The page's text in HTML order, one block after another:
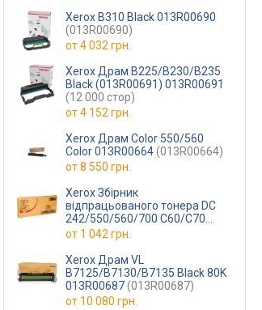
Canon PG-84 8592B001
от 994 грн.
черный, струйный,
пигментные чернила
сравнить
черный, лазерный,
3000 страниц
Xerox B310 Black 013R00690
(013R00690)
от4 032 грн.
Xerox Драм B225/B230/B235
Black (013R00691) 013R00691
(12 000 стор)
от4 152 грн.
Xerox Драм Color 550/560
Color 013R00664(013R00664)
от8 550 грн.
Xerox Збірник
відпрацьованого тонера DC
242/550/560/700 C60/C70
008R12990(008R12990)
от 1 042 грн.
Xerox Драм VL
B7125/B7130/B7135 Black 80K
013R00687(013R00687)
от 10 080 грн.